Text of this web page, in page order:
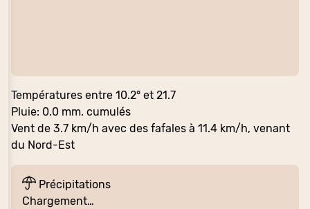
Températures entre 10.2° et 21.7
Pluie: 0.0 mm. cumulés
Vent de 3.7 km/h avec des fafales à 11.4 km/h, venant
du Nord-Est
Précipitations
Chargement…